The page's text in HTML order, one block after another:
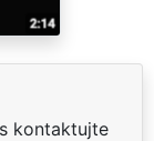
kontaktujte